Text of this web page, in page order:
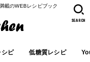
載のWEBレシピブック
シピ 低糖質レシピ
SEARCH